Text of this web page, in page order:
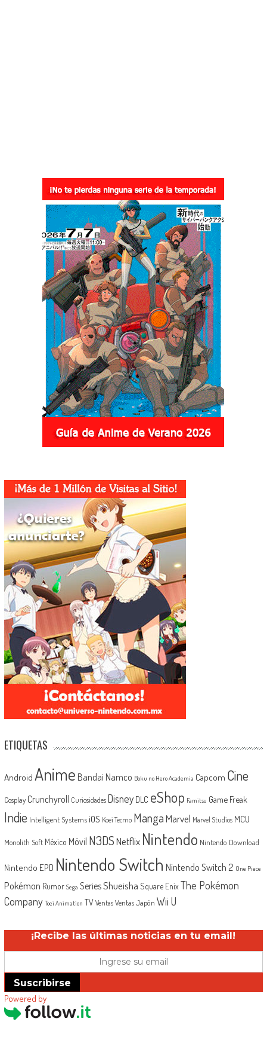
ETIQUETAS
Android Anime Bandai Namco Boku no Hero Academia Capcom Cine
Cosplay Crunchyroll Curiosidades Disney DLC eShop Famitsu Game Freak
Indie Intelligent Systems iOS Koei Tecmo MangaMarvel Marvel Studios MCU
Monolith Soft México Móvil N3DSNetflix Nintendo Nintendo Download
Nintendo EPD Nintendo Switch Nintendo Switch 2 One Piece
Pokémon Rumor Sega SeriesShueisha Square EnixThe Pokémon
Company Toei Animation TV Ventas Ventas Japón Wii U
¡Recibe las últimas noticias en tu email!
Suscribirse
Powered by